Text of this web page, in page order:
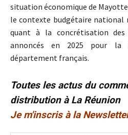
situation économique de
le contexte budgétaire national
quant à la concrétisation des
annoncés en 2025 pour la
département français.
Toutes les actus du
distribution à La Réunion
Je m'inscris à la